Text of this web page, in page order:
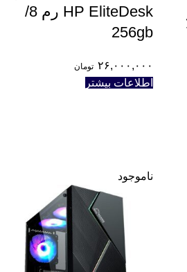
HP EliteDesk رم 8/
256gb
۲۶,۰۰۰,۰۰۰ تومان
اطلاعات بیشتر
ناموجود